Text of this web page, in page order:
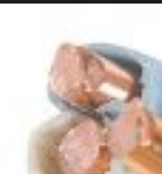
Сдать аккумулятор телефона